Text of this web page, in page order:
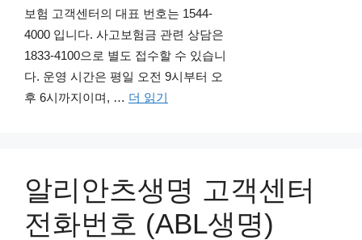
보험 고객센터의 대표 번호는 1544-
4000 입니다. 사고보험금 관련 상담은
1833-4100으로 별도 접수할 수 있습니
다. 운영 시간은 평일 오전 9시부터 오
후 6시까지이며, … 더 읽기
알리안츠생명 고객센터
전화번호 (ABL생명)